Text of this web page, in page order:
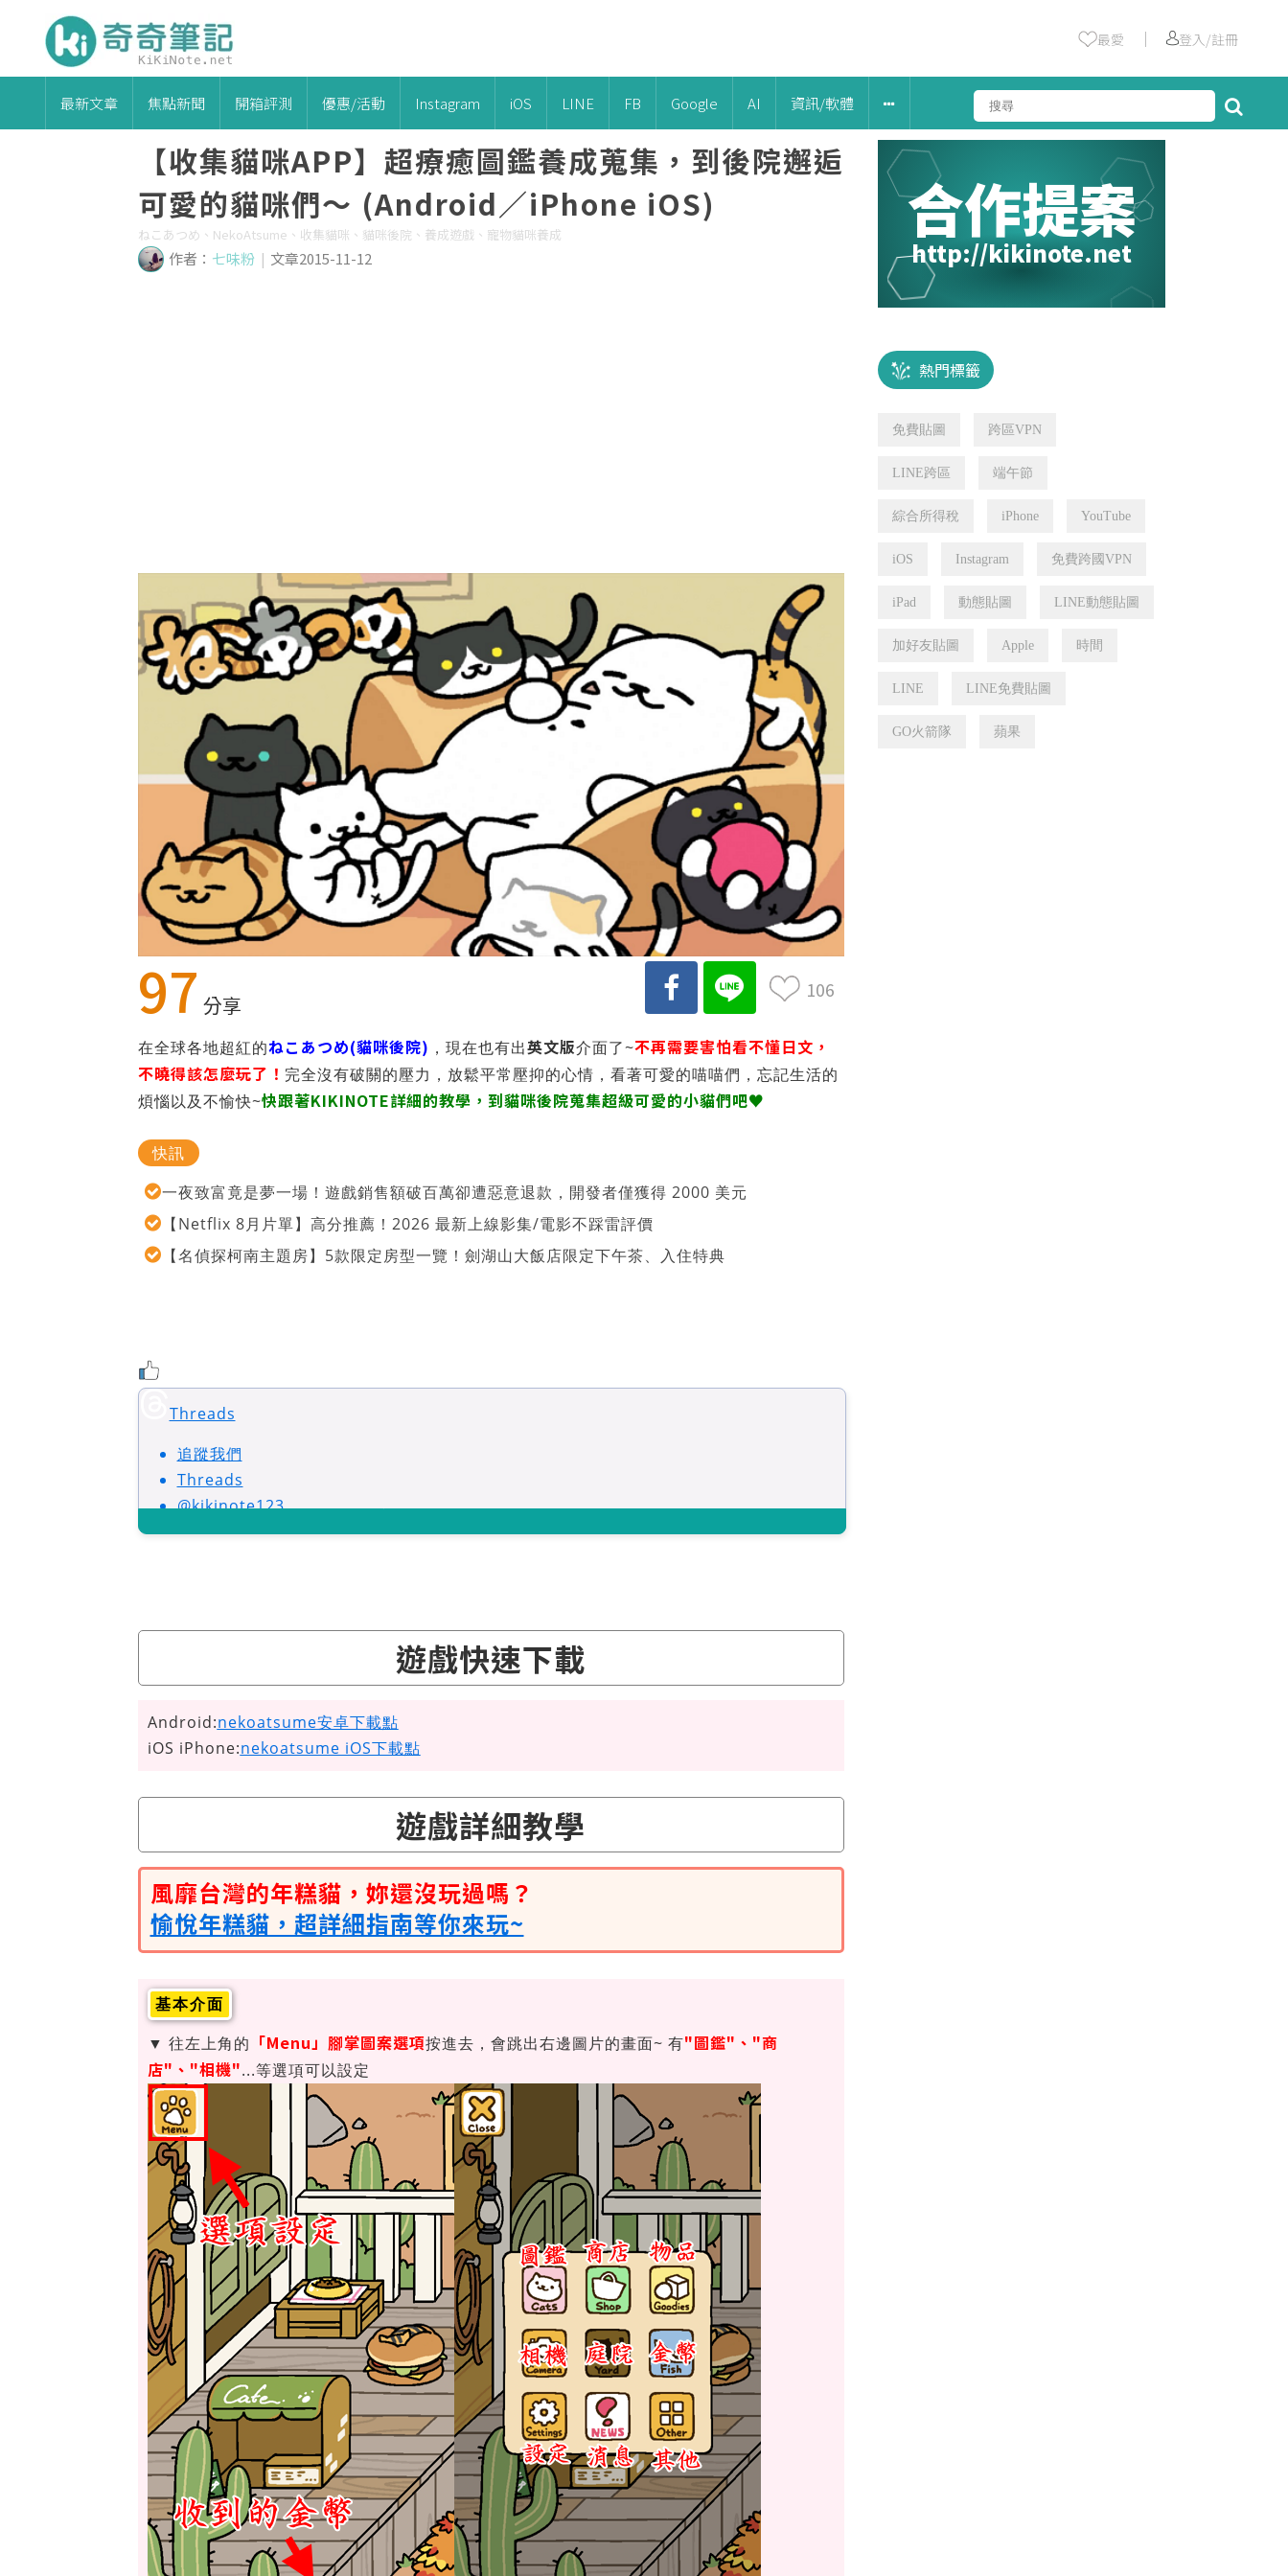
最愛 ｜ 登入/註冊
最新文章 焦點新聞 開箱評測 優惠/活動 Instagram iOS LINE FB Google AI 資訊/軟體
合作提案
http://kikinote.net
熱門標籤
免費貼圖 跨區VPN
LINE跨區 端午節
綜合所得稅 iPhone YouTube
iOS Instagram 免費跨國VPN
iPad 動態貼圖 LINE動態貼圖
加好友貼圖 Apple 時間
LINE LINE免費貼圖
GO火箭隊 蘋果
【收集貓咪APP】超療癒圖鑑養成蒐集，到後院邂逅
可愛的貓咪們～ (Android／iPhone iOS)
ねこあつめ、NekoAtsume、收集貓咪、貓咪後院、養成遊戲、寵物貓咪養成
作者： 七味粉 | 文章2015-11-12
97 分享
106
在全球各地超紅的ねこあつめ(貓咪後院) ，現在也有出英文版介面了~不再需要害怕看不懂日文，
不曉得該怎麼玩了！ 完全沒有破關的壓力，放鬆平常壓抑的心情，看著可愛的喵喵們，忘記生活的
煩惱以及不愉快~快跟著KIKINOTE詳細的教學，到貓咪後院蒐集超級可愛的小貓們吧♥
快訊
一夜致富竟是夢一場！遊戲銷售額破百萬卻遭惡意退款，開發者僅獲得 2000 美元
【Netflix 8月片單】高分推薦！2026 最新上線影集/電影不踩雷評價
【名偵探柯南主題房】5款限定房型一覽！劍湖山大飯店限定下午茶、入住特典
Threads
追蹤我們
Threads
@kikinote123
遊戲快速下載
Android:nekoatsume安卓下載點
iOS iPhone:nekoatsume iOS下載點
遊戲詳細教學
風靡台灣的年糕貓，妳還沒玩過嗎？
愉悅年糕貓，超詳細指南等你來玩~
基本介面
▼ 往左上角的 「Menu」腳掌圖案選項按進去，會跳出右邊圖片的畫面~ 有"圖鑑"、"商
店"、"相機"...等選項可以設定